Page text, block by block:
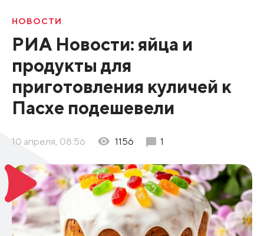
НОВОСТИ
РИА Новости: яйца и
продукты для
приготовления куличей к
Пасхе подешевели
10 апреля, 08:56 1156 1